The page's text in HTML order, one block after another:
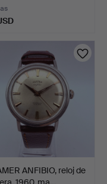
ANFIBIO, reloj de